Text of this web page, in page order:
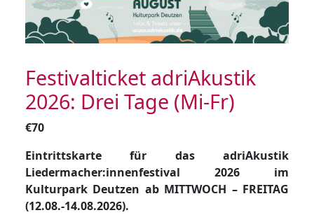
Festivalticket adriAkustik
2026: Drei Tage (Mi-Fr)
€70
Eintrittskarte für das adriAkustik
Liedermacher:innenfestival 2026 im
Kulturpark Deutzen ab MITTWOCH – FREITAG
(12.08.-14.08.2026).